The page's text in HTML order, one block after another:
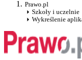
Prawo.pl
Szkoły i uczelnie
Wykreślenie